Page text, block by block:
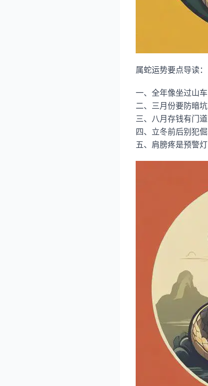
属蛇运势要点导读：
一、全年像坐过山车
二、三月份要防暗坑
三、八月存钱有门道
四、立冬前后别犯倔
五、肩膀疼是预警灯